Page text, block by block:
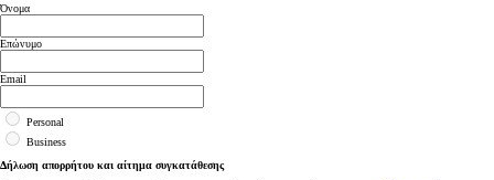
Όνομα
Επώνυμο
Email
Personal
Business
Δήλωση απορρήτου και αίτημα συγκατάθεσης